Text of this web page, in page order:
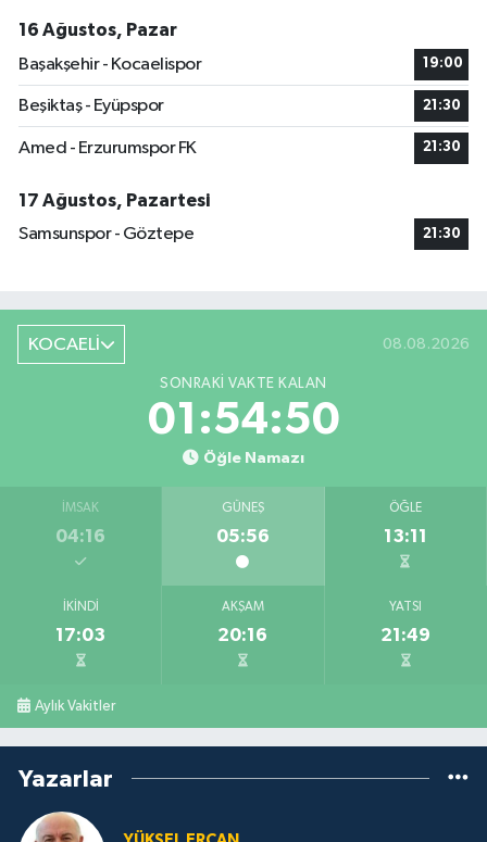
16 Ağustos, Pazar
Başakşehir - Kocaelispor
19:00
Beşiktaş - Eyüpspor 21:30
Amed - Erzurumspor FK 21:30
17 Ağustos, Pazartesi
Samsunspor - Göztepe
21:30
KOCAELİ 08.08.2026
SONRAKI VAKTE KALAN
01:54:50
Öğle Namazı
İMSAK
04:16
GÜNEŞ
05:56
ÖĞLE
13:11
İKINDI
17:03
AKŞAM
20:16
YATSI
21:49
Aylık Vakitler
Yazarlar